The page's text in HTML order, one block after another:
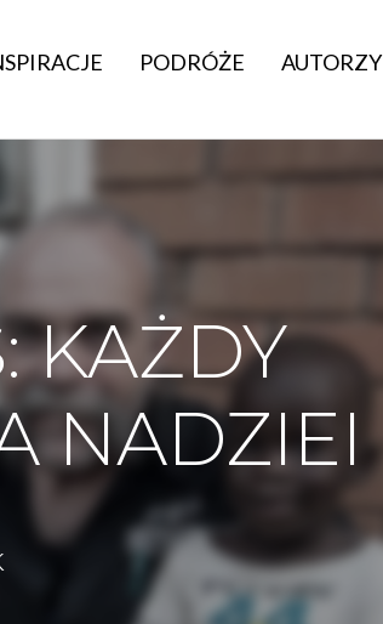
PODRÓŻE AUTORZY
KAŻDY
NADZIEI